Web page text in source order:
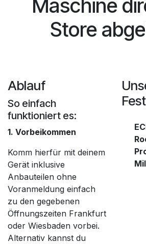
Maschine
Store
Ablauf
So einfach
funktioniert es:
1. Vorbeikommen
Komm hierfür mit deinem
Gerät inklusive
Anbauteilen ohne
Voranmeldung einfach
zu den gegebenen
Öffnungszeiten Frankfurt
oder Wiesbaden vorbei.
Alternativ kannst du